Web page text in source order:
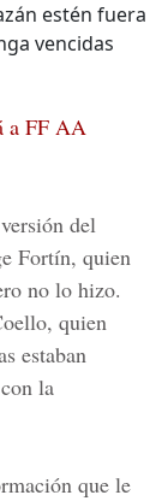
estén fuera
vencidas
a FF AA
del
Fortín, quien
no lo hizo.
quien
estaban
la
que le